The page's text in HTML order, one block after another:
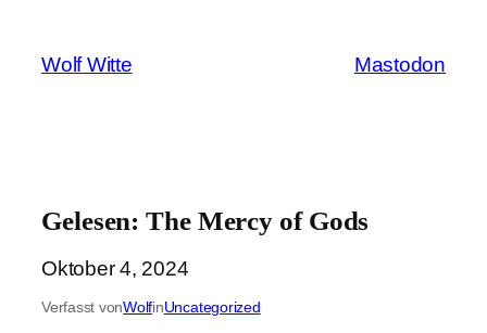
springen
Wolf Witte Mastodon
Gelesen: The Mercy of Gods
Oktober 4, 2024
Verfasst vonWolfinUncategorized